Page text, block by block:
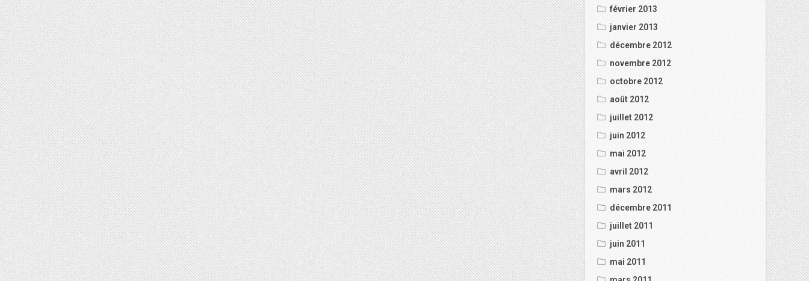
février 2013
janvier 2013
décembre 2012
novembre 2012
octobre 2012
août 2012
juillet 2012
juin 2012
mai 2012
avril 2012
mars 2012
décembre 2011
juillet 2011
juin 2011
mai 2011